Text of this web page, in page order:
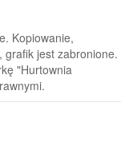
Kopiowanie,
grafik jest zabronione.
"Hurtownia